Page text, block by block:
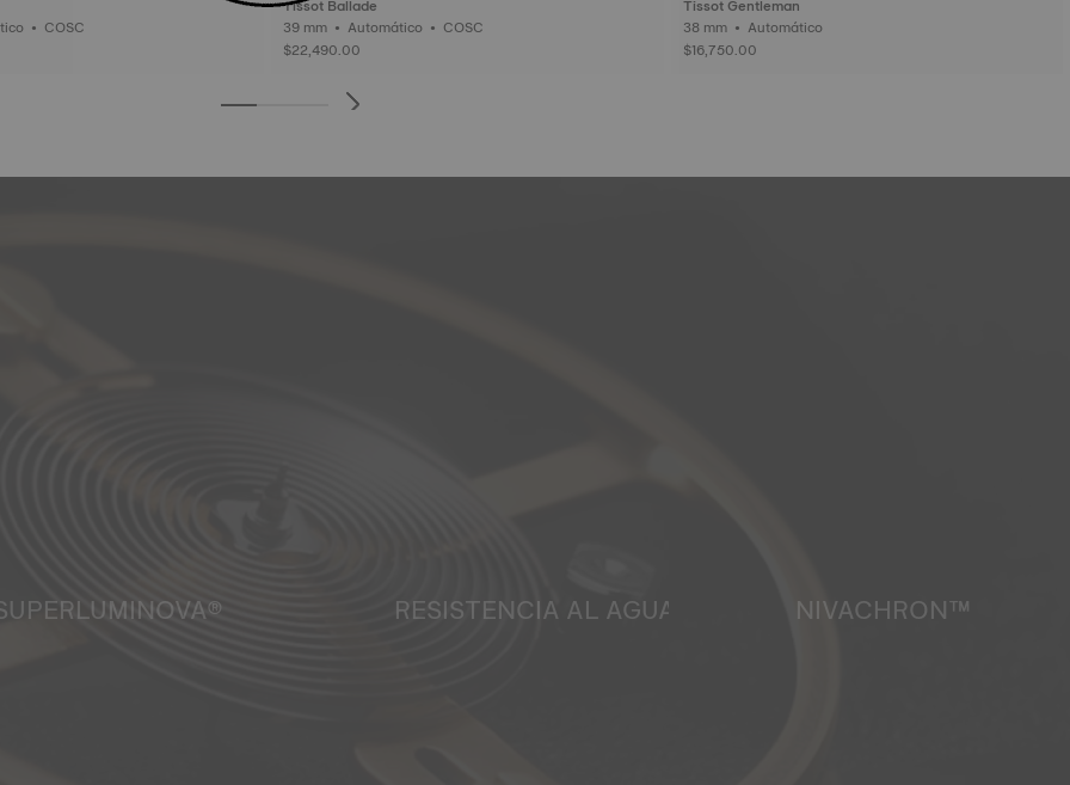
39 mm • Automático • COSC
Tissot Ballade
39 mm • Automático • COSC
$22,490.00
Tissot Gentleman
38 mm • Automático
$16,750.00
RESISTENCIA AL AGUA NIVACHRON™